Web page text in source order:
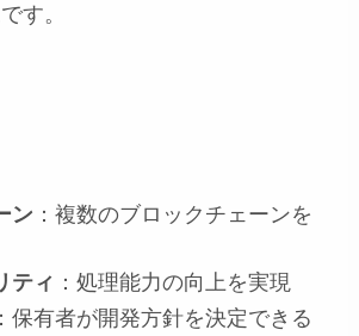
す。
ン ：複数のブロックチェーンを
ティ ：処理能力の向上を実現
：保有者が開発方針を決定できる